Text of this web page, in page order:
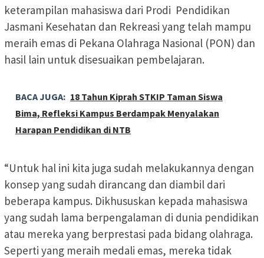
keterampilan mahasiswa dari Prodi Pendidikan
Jasmani Kesehatan dan Rekreasi yang telah mampu
meraih emas di Pekana Olahraga Nasional (PON) dan
hasil lain untuk disesuaikan pembelajaran.
BACA JUGA: 18 Tahun Kiprah STKIP Taman Siswa
Bima, Refleksi Kampus Berdampak Menyalakan
Harapan Pendidikan di NTB
“Untuk hal ini kita juga sudah melakukannya dengan
konsep yang sudah dirancang dan diambil dari
beberapa kampus. Dikhususkan kepada mahasiswa
yang sudah lama berpengalaman di dunia pendidikan
atau mereka yang berprestasi pada bidang olahraga.
Seperti yang meraih medali emas, mereka tidak